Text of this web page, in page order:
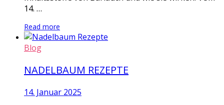
14. …
Read more
Blog
NADELBAUM REZEPTE
14. Januar 2025